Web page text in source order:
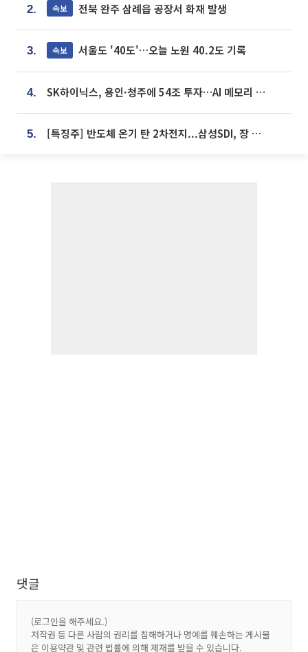
2. 속보 전북 완주 삼례읍 공장서 화재 발생
3. 속보 서울도 '40도'…오늘 노원 40.2도 기록
4. SK하이닉스, 용인·청주에 54조 투자…AI 메모리 생산기지 키운다
5. [특징주] 반도체 온기 탄 2차전지...삼성SDI, 장 초반 7% 넘게 껑충
댓글